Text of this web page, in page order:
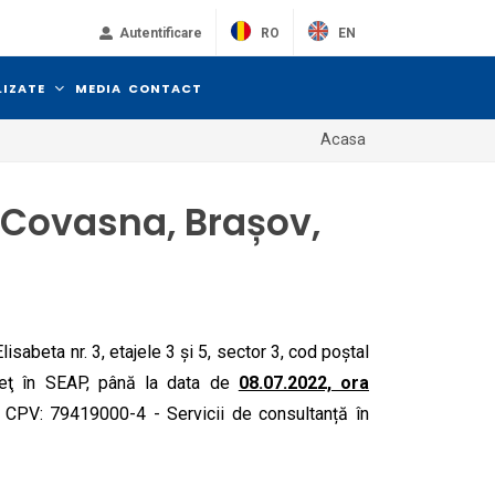
Autentificare RO EN
MEDIA CONTACT
Acasa
Brașov,
nr. 3, etajele 3 și 5, sector 3, cod poștal
în SEAP, până la data de 08.07.2022, ora
79419000-4 - Servicii de consultanță în